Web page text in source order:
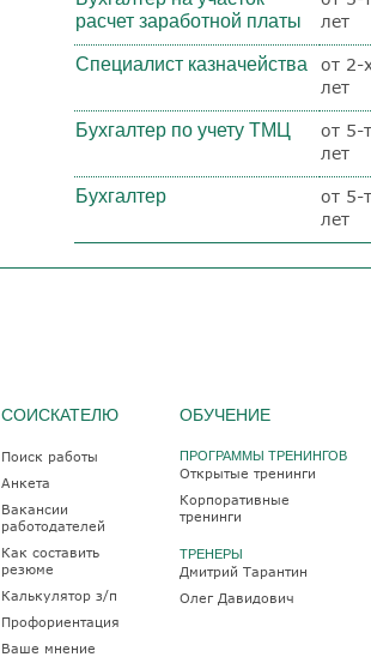
расчет заработной платы
лет
Специалист казначейства
от 2-
лет
Бухгалтер по учету ТМЦ
от 5-
лет
Бухгалтер
от 5-
лет
СОИСКАТЕЛЮ
Поиск работы
Анкета
Вакансии
работодателей
Как составить
резюме
Калькулятор з/п
Профориентация
Ваше мнение
ОБУЧЕНИЕ
ПРОГРАММЫ ТРЕНИНГОВ
Открытые тренинги
Корпоративные
тренинги
ТРЕНЕРЫ
Дмитрий Тарантин
Олег Давидович